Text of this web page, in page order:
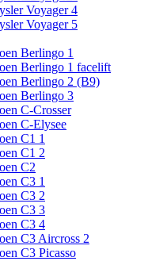
Voyager 4
Voyager 5
Berlingo 1
Berlingo 1 facelift
Berlingo 2 (B9)
Berlingo 3
C-Crosser
C-Elysee
C1 1
C1 2
C2
C3 1
C3 2
C3 3
C3 4
C3 Aircross 2
C3 Picasso